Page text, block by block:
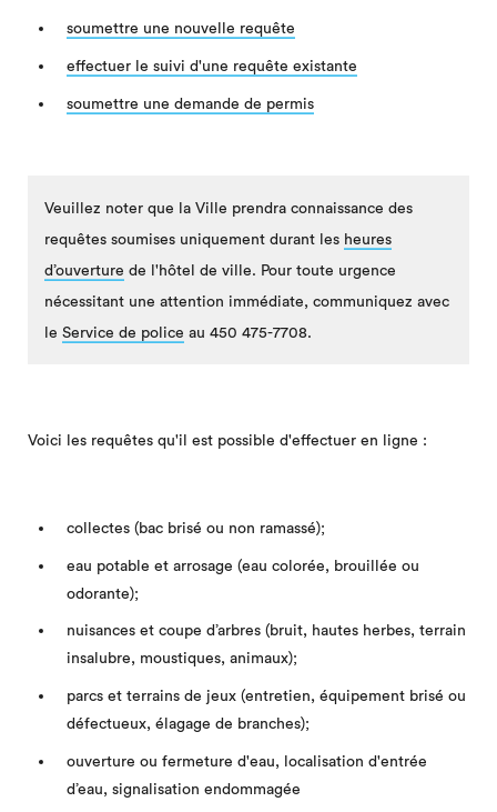
soumettre une nouvelle requête
effectuer le suivi d'une requête existante
soumettre une demande de permis
Veuillez noter que la Ville prendra connaissance des
requêtes soumises uniquement durant les heures
d’ouverture de l'hôtel de ville. Pour toute urgence
nécessitant une attention immédiate, communiquez avec
le Service de police au 450 475-7708.
Voici les requêtes qu'il est possible d'effectuer en ligne :
collectes (bac brisé ou non ramassé);
eau potable et arrosage (eau colorée, brouillée ou
odorante);
nuisances et coupe d’arbres (bruit, hautes herbes, terrain
insalubre, moustiques, animaux);
parcs et terrains de jeux (entretien, équipement brisé ou
défectueux, élagage de branches);
ouverture ou fermeture d'eau, localisation d'entrée
d’eau, signalisation endommagée